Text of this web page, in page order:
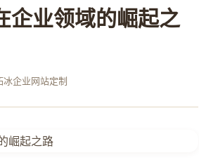
企业领域的崛起之
冰企业网站定制